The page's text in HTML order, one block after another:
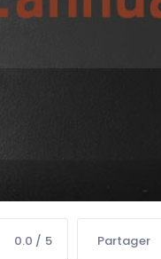
0.0 / 5 Partager